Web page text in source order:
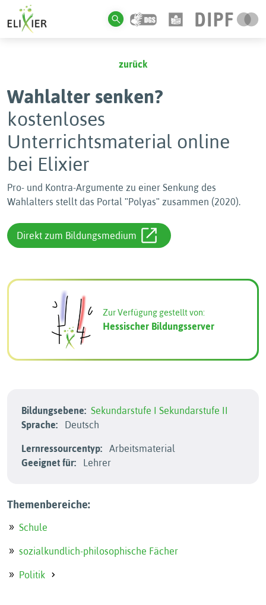
zurück
Wahlalter senken?
kostenloses
Unterrichtsmaterial online
bei Elixier
Pro- und Kontra-Argumente zu einer Senkung des
Wahlalters stellt das Portal ʺPolyasʺ zusammen (2020).
Direkt zum Bildungsmedium
Zur Verfügung gestellt von:
Hessischer Bildungsserver
Bildungsebene: Sekundarstufe I Sekundarstufe II
Sprache:
Deutsch
Lernressourcentyp:
Arbeitsmaterial
Geeignet für:
Lehrer
Themenbereiche:
Schule
sozialkundlich-philosophische Fächer
Politik